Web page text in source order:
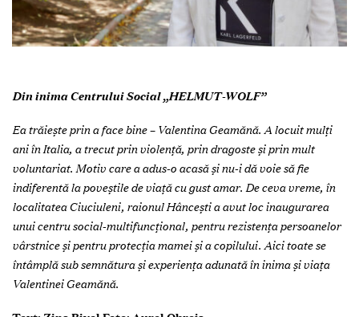
Din inima Centrului Social „HELMUT-WOLF”
Ea trăiește prin a face bine – Valentina Geamănă. A locuit mulți
ani în Italia, a trecut prin violență, prin dragoste și prin mult
voluntariat. Motiv care a adus-o acasă și nu-i dă voie să fie
indiferentă la poveștile de viață cu gust amar. De ceva vreme, în
localitatea Ciuciuleni, raionul Hânceşti a avut loc inaugurarea
unui centru social-multifuncţional, pentru rezistența persoanelor
vârstnice și pentru protecția mamei și a copilului. Aici toate se
întâmplă sub semnătura și experiența adunată în inima și viața
Valentinei Geamănă.